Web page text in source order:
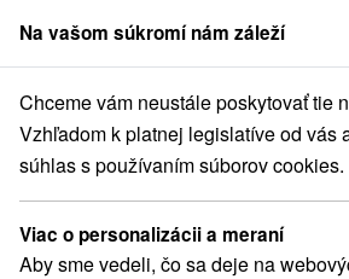
člen skupinySorger
Pobyty na Slovensku Rodinné
Rodinné pobyty na
Kategórie
Na vašom súkromí nám záleží
Chceme vám neustále poskytovať tie
Vzhľadom k platnej legislatíve od vás
súhlas s používaním súborov cookies.
Viac o personalizácii a meraní
Aby sme vedeli, čo sa deje na